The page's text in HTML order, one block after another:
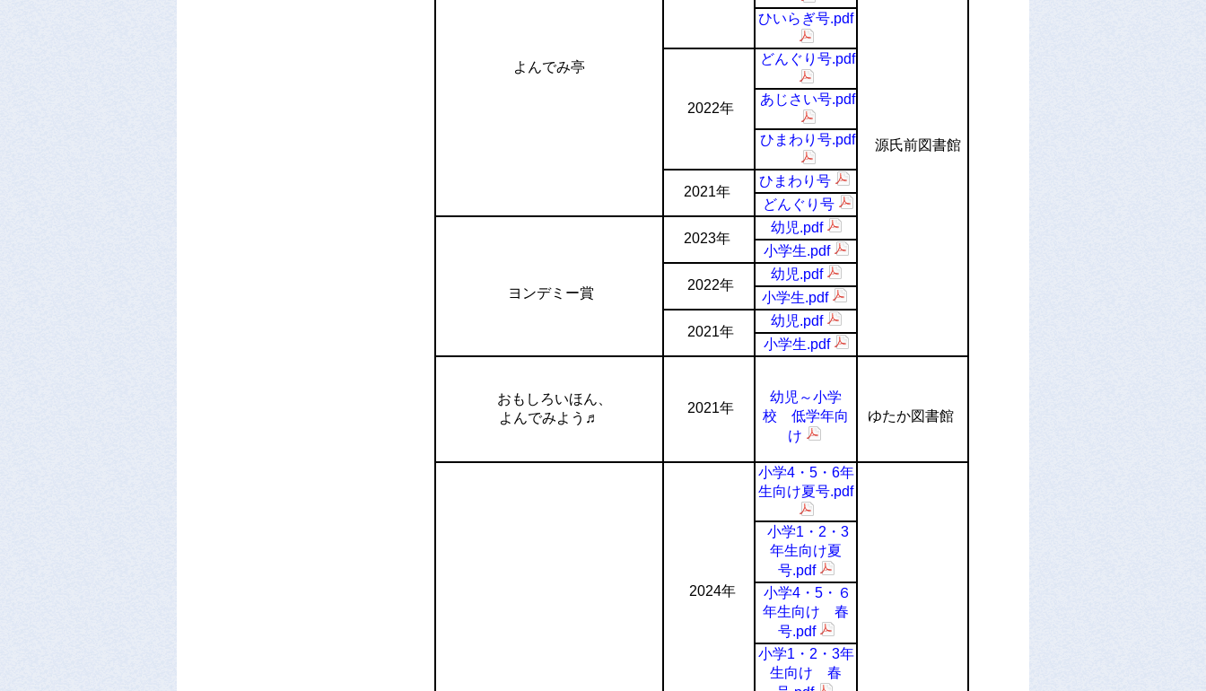
よんでみ亭
源氏前図書館
ひいらぎ号.pdf
2022年
どんぐり号.pdf
あじさい号.pdf
ひまわり号.pdf
2021年
ひまわり号
どんぐり号
ヨンデミー賞
2023年
幼児.pdf
小学生.pdf
2022年
幼児.pdf
小学生.pdf
2021年
幼児.pdf
小学生.pdf
おもしろいほん、
よんでみよう♬
2021年
幼児～小学
校 低学年向
け
ゆたか図書館
2024年
小学4・5・6年
生向け夏号.pdf
小学1・2・3
年生向け夏
号.pdf
小学4・5・６
年生向け 春
号.pdf
小学1・2・3年
生向け 春